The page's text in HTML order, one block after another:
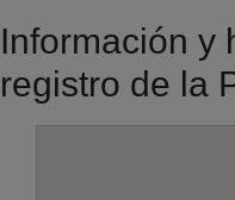
Información y
registro de la